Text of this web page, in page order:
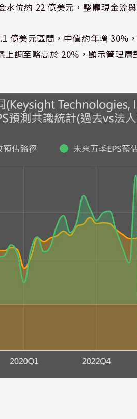
位約 22 億美元，整體現金流
億美元區間，中值約年增 30%
調至略高於 20%，顯示管理